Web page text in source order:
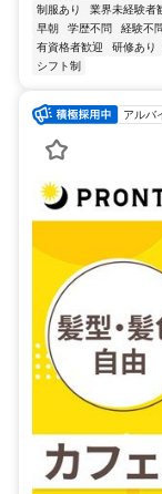
制服あり 業界未経験者
早朝
学歴不問 経験不
有資格者歓迎
研修あり
シフト制
アルバ